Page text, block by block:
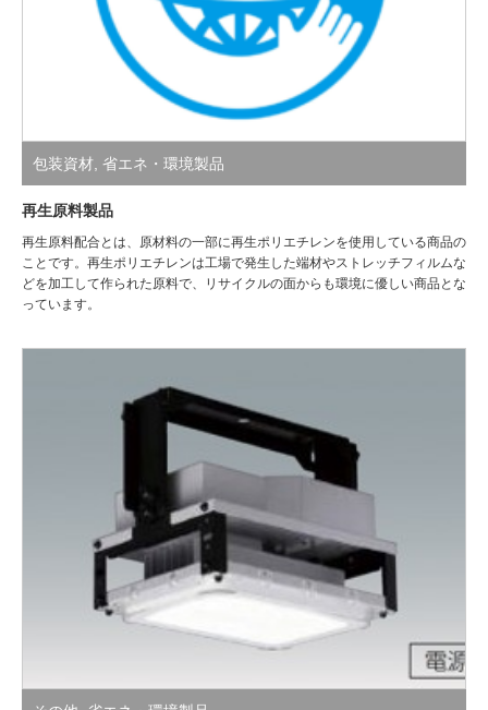
包装資材 省エネ・環境製品
再生原料製品
再生原料配合とは、原材料の一部に再生ポリエチレンを使用している商品の
ことです。再生ポリエチレンは工場で発生した端材やストレッチフィルムな
どを加工して作られた原料で、リサイクルの面からも環境に優しい商品とな
っています。